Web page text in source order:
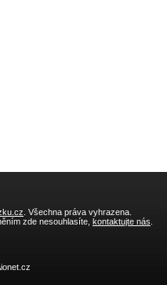
. Všechna práva vyhrazena.
zde nesouhlasíte, kontaktujte nás